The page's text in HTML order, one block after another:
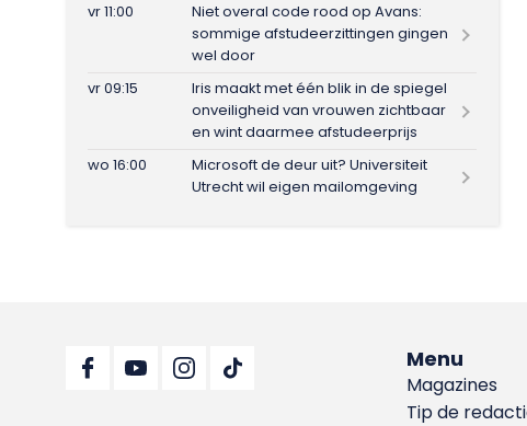
vr 11:00
Niet overal code rood op Avans:
sommige afstudeerzittingen gingen
wel door
vr 09:15
Iris maakt met één blik in de spiegel
onveiligheid van vrouwen zichtbaar
en wint daarmee afstudeerprijs
wo 16:00
Microsoft de deur uit? Universiteit
Utrecht wil eigen mailomgeving
Menu
Magazines
Tip de